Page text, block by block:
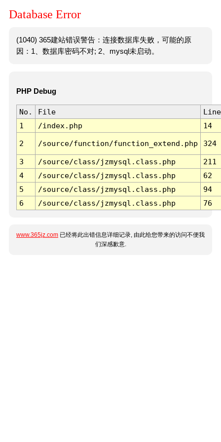
Database Error
(1040) 365建站错误警告：连接数据库失败，可能的原
因：1、数据库密码不对; 2、mysql未启动。
PHP Debug
No. File
Line
1
/index.php 14
2 /source/function/function_extend.php 324
3 /source/class/jzmysql.class.php
211
4
/source/class/jzmysql.class.php
62
5
/source/class/jzmysql.class.php
94
6
/source/class/jzmysql.class.php 76
www.365jz.com 已经将此出错信息详细记录, 由此给您带来的访问不便我
们深感歉意.